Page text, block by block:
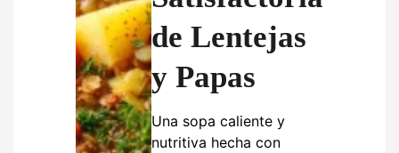
de Lentejas
y Papas
Una sopa caliente y
nutritiva hecha con